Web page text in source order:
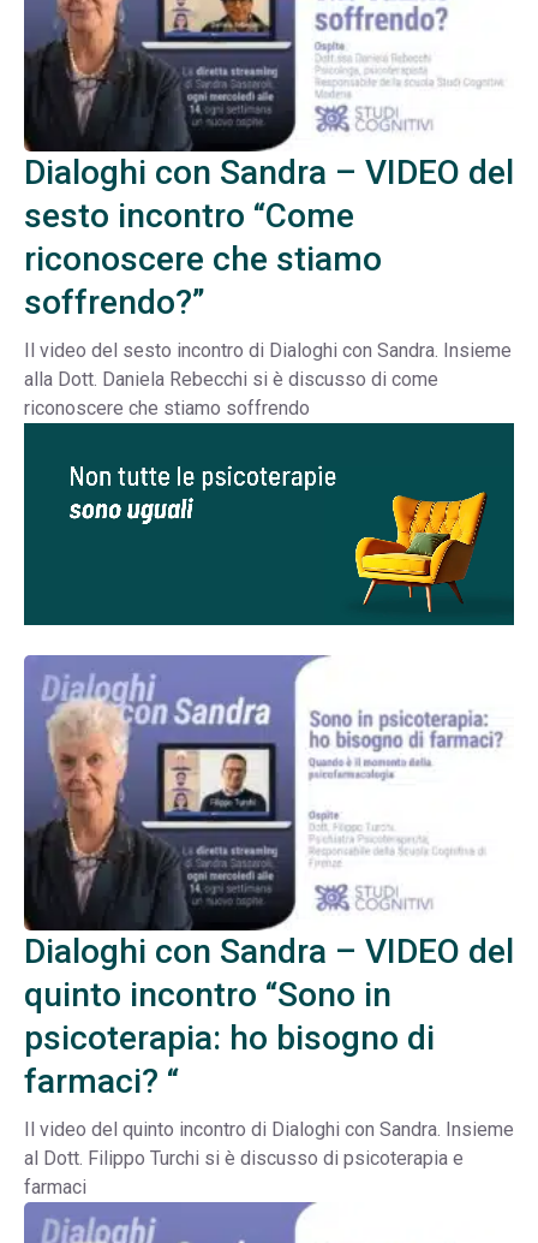
Dialoghi con Sandra – VIDEO del
sesto incontro “Come
riconoscere che stiamo
soffrendo?”
Il video del sesto incontro di Dialoghi con Sandra. Insieme
alla Dott. Daniela Rebecchi si è discusso di come
riconoscere che stiamo soffrendo
Dialoghi con Sandra – VIDEO del
quinto incontro “Sono in
psicoterapia: ho bisogno di
farmaci? “
Il video del quinto incontro di Dialoghi con Sandra. Insieme
al Dott. Filippo Turchi si è discusso di psicoterapia e
farmaci